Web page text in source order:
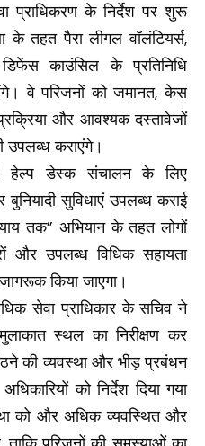
प्राधिकरण के निर्देश पर शुरू
के तहत पैरा लीगल वॉलंटियर्स,
काउंसिल के प्रतिनिधि
वे परिजनों को जमानत, केस
और आवश्यक दस्तावेजों
उपलब्ध कराएंगे।
हेल्प डेस्क संचालन के लिए
सुविधाएं उपलब्ध कराई
तक” अभियान के तहत लोगों
और उपलब्ध विधिक सहायता
किया जाएगा।
सेवा प्राधिकार के सचिव ने
स्थल का निरीक्षण कर
की व्यवस्था और भीड़ प्रबंधन
को निर्देश दिया गया
को और अधिक व्यवस्थित और